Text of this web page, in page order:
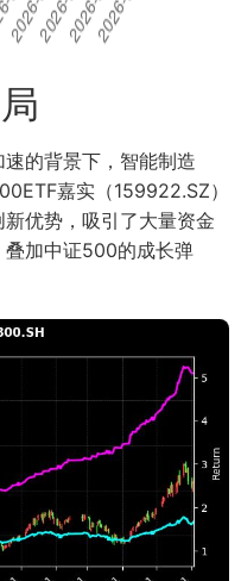
的背景下，智能制造
嘉实（159922.SZ）
优势，吸引了大量资金
叠加中证500的成长弹